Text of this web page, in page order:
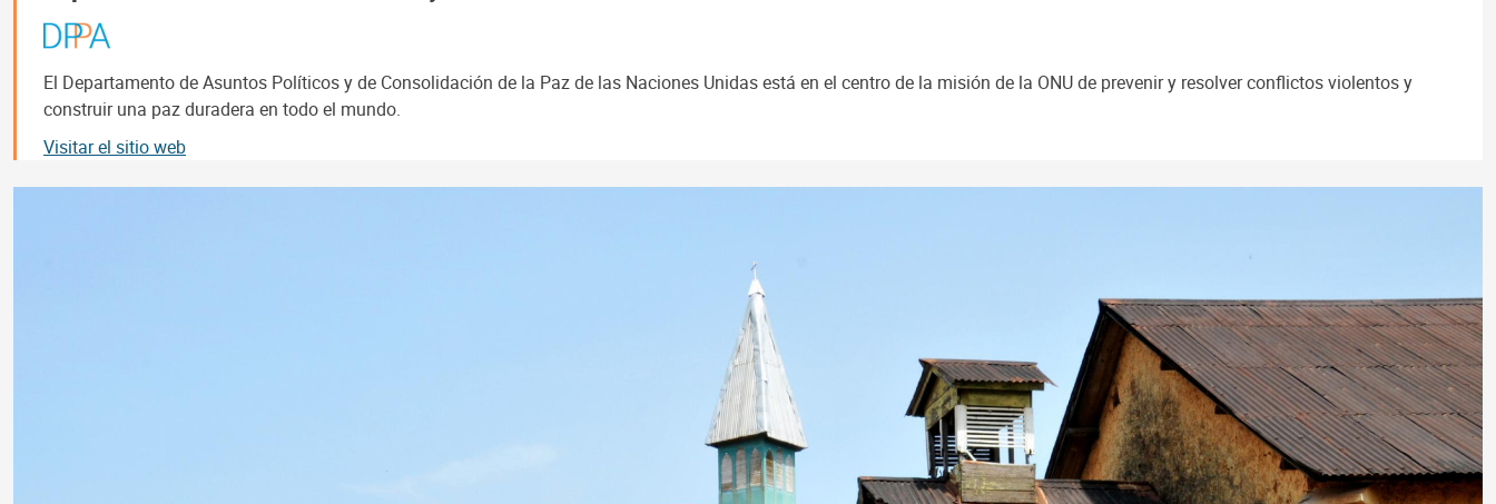
El Departamento de Asuntos Políticos y de Consolidación de la Paz de las Naciones Unidas está en el centro de la misión de la ONU de prevenir y resolver conflictos violentos y
construir una paz duradera en todo el mundo.
Visitar el sitio web